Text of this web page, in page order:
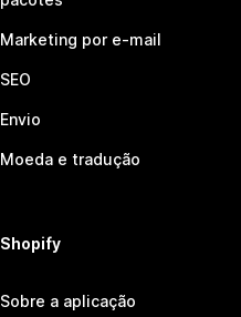
Marketing por e-mail
SEO
Envio
Moeda e tradução
Shopify
Sobre a aplicação